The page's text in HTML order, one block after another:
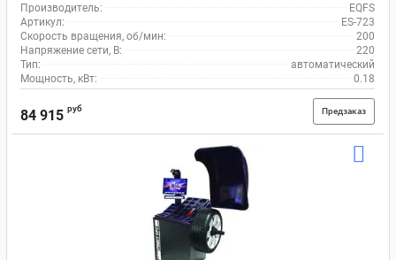
Производитель:
EQFS
Артикул:
ES-723
Скорость вращения, об/мин:
200
Напряжение сети, В:
220
Тип:
автоматический
Мощность, кВт:
0.18
84 915 руб Предзаказ